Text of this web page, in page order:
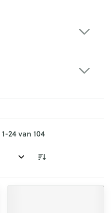
1-24van 104